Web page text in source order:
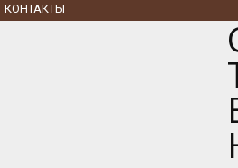
КОНТАКТЫ